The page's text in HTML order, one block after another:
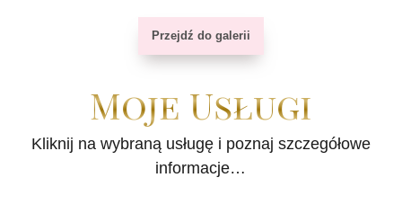
Przejdź do galerii
Moje Usługi
Kliknij na wybraną usługę i poznaj szczegółowe
informacje…